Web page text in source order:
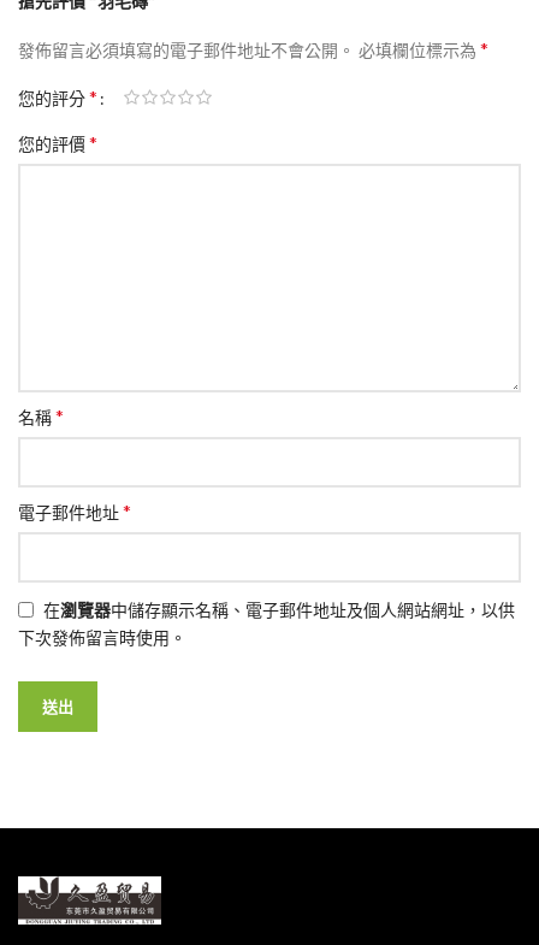
發佈留言必須填寫的電子郵件地址不會公開。 必填欄位標示為 *
您的評分*
您的評價*
名稱*
電子郵件地址*
在瀏覽器中儲存顯示名稱、電子郵件地址及個人網站網址，以供
下次發佈留言時使用。